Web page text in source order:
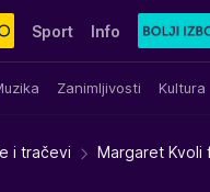
Sport Info
Zanimljivosti Kultura
i tračevi Margaret Kvoli